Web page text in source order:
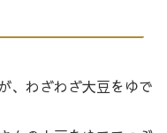
、わざわざ大豆をゆで